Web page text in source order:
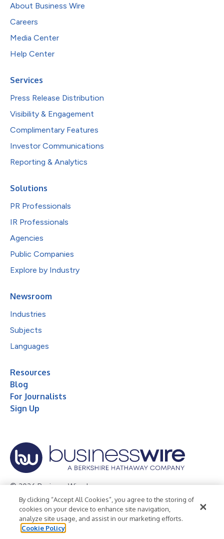
About Business Wire
Careers
Media Center
Help Center
Services
Press Release Distribution
Visibility & Engagement
Complimentary Features
Investor Communications
Reporting & Analytics
Solutions
PR Professionals
IR Professionals
Agencies
Public Companies
Explore by Industry
Newsroom
Industries
Subjects
Languages
Resources
Blog
For Journalists
Sign Up
© 2026 Business Wire, Inc.
Privacy Policy Cookie Policy
Accessibility Statement
Terms of Use
Legal
By clicking “Accept All Cookies”, you agree to the storing of
cookies on your device to enhance site navigation,
analyze site usage, and assist in our marketing efforts.
Cookie Policy